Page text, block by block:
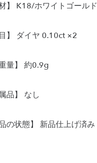
材】 K18/ホワイトゴールド
目】 ダイヤ 0.10ct ×2
重量】 約0.9g
品】 なし
品の状態】 新品仕上げ済み